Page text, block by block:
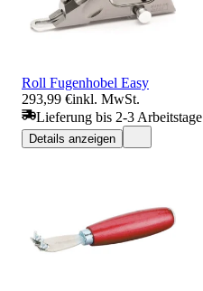
Roll Fugenhobel Easy
293,99 €inkl. MwSt.
Lieferung bis 2-3 Arbeitstage
Details anzeigen